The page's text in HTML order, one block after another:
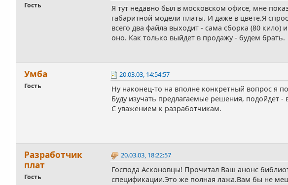
Гость
Я тут недавно был в московском офисе, мне
габаритной модели платы. И даже в цвете.Я
всего два файла выходит - сама сборка (80
оно. Как только выйдет в продажу - будем брать.
Умба
Гость
20.03.03, 14:54:57
Ну наконец-то на вполне конкретный вопрос я
Буду изучать предлагаемые решения, подойдет -
С уважением к разработчикам.
Разработчик
плат
Гость
20.03.03, 18:22:57
Господа Асконовцы! Прочитал Ваш анонс
спецификации.Это же полная лажа.Вам бы не